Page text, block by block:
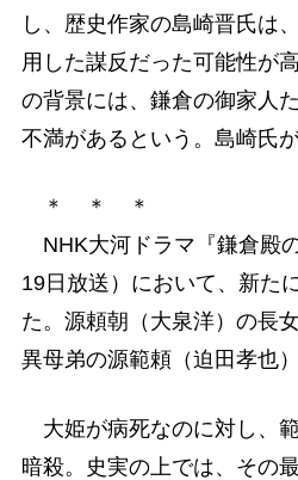
し、歴史作家の島崎晋氏は
用した謀反だった可能性が
の背景には、鎌倉の御家人
不満があるという。島崎氏が
＊ ＊ ＊
NHK大河ドラマ『鎌倉殿
19日放送）において、新た
た。源頼朝（大泉洋）の長
異母弟の源範頼（迫田孝也）
大姫が病死なのに対し、
暗殺。史実の上では、その